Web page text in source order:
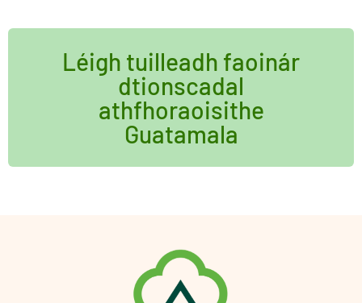
Léigh tuilleadh faoinár
dtionscadal
athfhoraoisithe
Guatamala